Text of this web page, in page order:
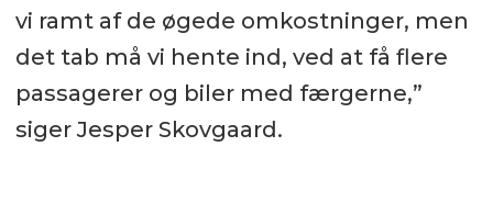
vi ramt af de øgede omkostninger, men
det tab må vi hente ind, ved at få flere
passagerer og biler med færgerne,”
siger Jesper Skovgaard.